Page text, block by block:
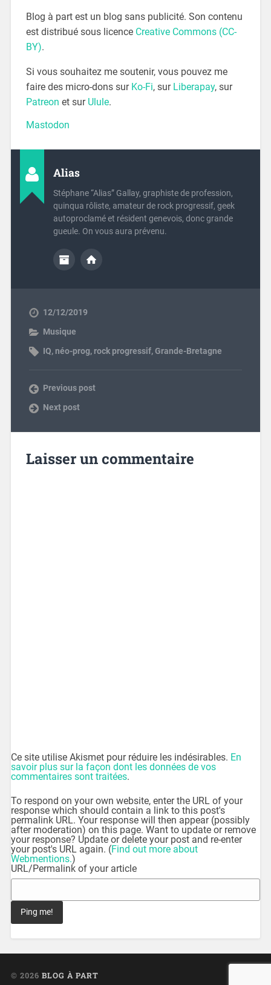
Blog à part est un blog sans publicité. Son contenu
est distribué sous licence Creative Commons (CC-
BY).
Si vous souhaitez me soutenir, vous pouvez me
faire des micro-dons sur Ko-Fi, sur Liberapay, sur
Patreon et sur Ulule.
Mastodon
Alias
Stéphane “Alias” Gallay, graphiste de profession,
quinqua rôliste, amateur de rock progressif, geek
autoproclamé et résident genevois, donc grande
gueule. On vous aura prévenu.
12/12/2019
Musique
IQ,néo-prog, rock progressif,Grande-Bretagne
Previous post
Next post
Laisser un commentaire
Ce site utilise Akismet pour réduire les indésirables. En
savoir plus sur la façon dont les données de vos
commentaires sont traitées.
To respond on your own website, enter the URL of your
response which should contain a link to this post's
permalink URL. Your response will then appear (possibly
after moderation) on this page. Want to update or remove
your response? Update or delete your post and re-enter
your post's URL again. (Find out more about
Webmentions.)
URL/Permalink of your article
© 2026 BLOG À PART